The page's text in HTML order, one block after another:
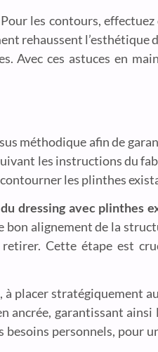
les contours, effectuez
rehaussent l’esthétique
Avec ces astuces en
méthodique afin de
les instructions du
contourner les plinthes
dressing avec plinthes
alignement de la
retirer. Cette étape est
placer stratégiquement
ancrée, garantissant
besoins personnels, pour